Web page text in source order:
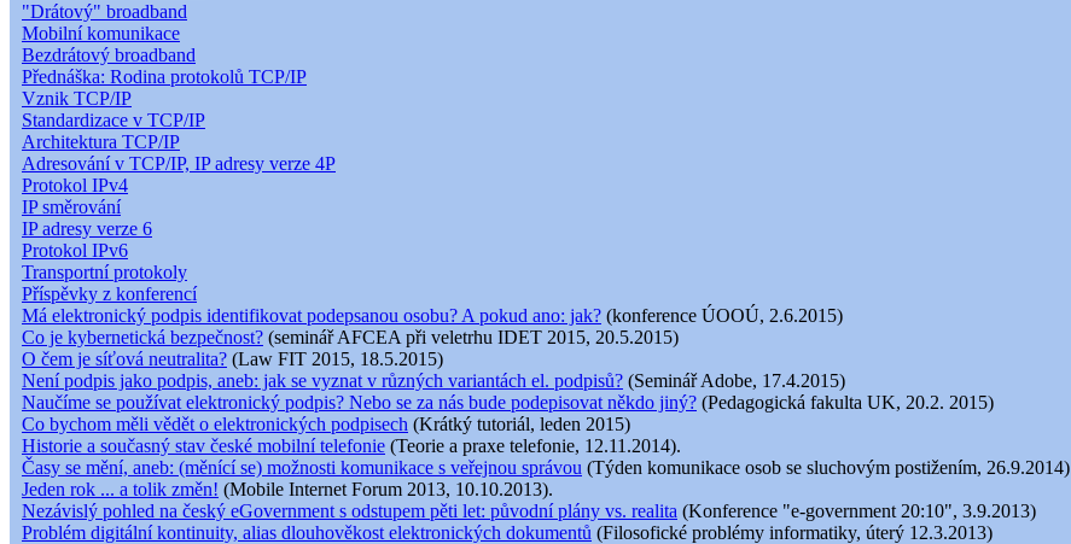
"Drátový" broadband
Mobilní komunikace
Bezdrátový broadband
Přednáška: Rodina protokolů TCP/IP
Vznik TCP/IP
Standardizace v TCP/IP
Architektura TCP/IP
Adresování v TCP/IP, IP adresy verze 4P
Protokol IPv4
IP směrování
IP adresy verze 6
Protokol IPv6
Transportní protokoly
Příspěvky z konferencí
Má elektronický podpis identifikovat podepsanou osobu? A pokud ano: jak? (konference ÚOOÚ, 2.6.2015)
Co je kybernetická bezpečnost? (seminář AFCEA při veletrhu IDET 2015, 20.5.2015)
O čem je síťová neutralita? (Law FIT 2015, 18.5.2015)
Není podpis jako podpis, aneb: jak se vyznat v různých variantách el. podpisů? (Seminář Adobe, 17.4.2015)
Naučíme se používat elektronický podpis? Nebo se za nás bude podepisovat někdo jiný? (Pedagogická fakulta UK, 20.2. 2015)
Co bychom měli vědět o elektronických podpisech (Krátký tutoriál, leden 2015)
Historie a současný stav české mobilní telefonie (Teorie a praxe telefonie, 12.11.2014).
Časy se mění, aneb: (měnící se) možnosti komunikace s veřejnou správou (Týden komunikace osob se sluchovým postižením, 26.9.2014)
Jeden rok ... a tolik změn! (Mobile Internet Forum 2013, 10.10.2013).
Nezávislý pohled na český eGovernment s odstupem pěti let: původní plány vs. realita (Konference "e-government 20:10", 3.9.2013)
Problém digitální kontinuity, alias dlouhověkost elektronických dokumentů (Filosofické problémy informatiky, úterý 12.3.2013)